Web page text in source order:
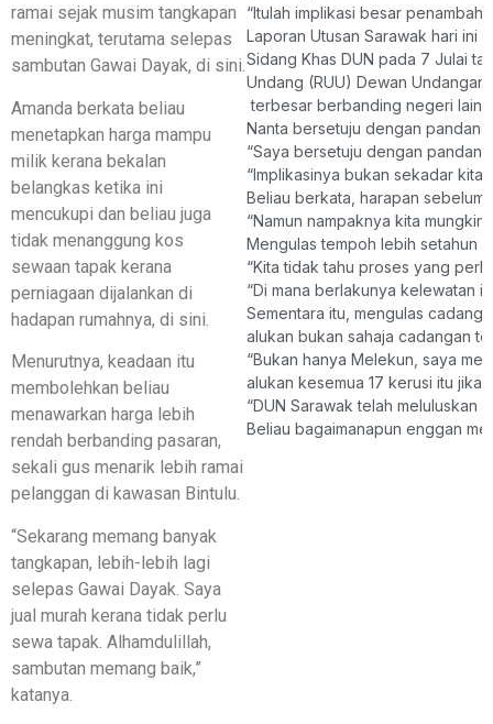
ramai sejak musim tangkapan
meningkat, terutama selepas
sambutan Gawai Dayak, di sini.
Amanda berkata beliau
menetapkan harga mampu
milik kerana bekalan
belangkas ketika ini
mencukupi dan beliau juga
tidak menanggung kos
sewaan tapak kerana
perniagaan dijalankan di
hadapan rumahnya, di sini.
Menurutnya, keadaan itu
membolehkan beliau
menawarkan harga lebih
rendah berbanding pasaran,
sekali gus menarik lebih ramai
pelanggan di kawasan Bintulu.
“Sekarang memang banyak
tangkapan, lebih-lebih lagi
selepas Gawai Dayak. Saya
jual murah kerana tidak perlu
sewa tapak. Alhamdulillah,
sambutan memang baik,”
katanya.
“Itulah implikasi besar
Laporan Utusan Sarawak hari ini
Sidang Khas DUN pada 7 Julai
Undang (RUU) Dewan
terbesar berbanding negeri lain
Nanta bersetuju dengan
“Saya bersetuju dengan
“Implikasinya bukan sekadar
Beliau berkata, harapan sebelum
“Namun nampaknya kita
Mengulas tempoh lebih setahun
“Kita tidak tahu proses yang
“Di mana berlakunya kelewatan
Sementara itu, mengulas
alukan bukan sahaja cadangan
“Bukan hanya Melekun, saya
alukan kesemua 17 kerusi itu jika
“DUN Sarawak telah
Beliau bagaimanapun enggan